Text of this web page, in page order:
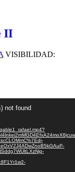
II
VISIBILIDAD:
not found